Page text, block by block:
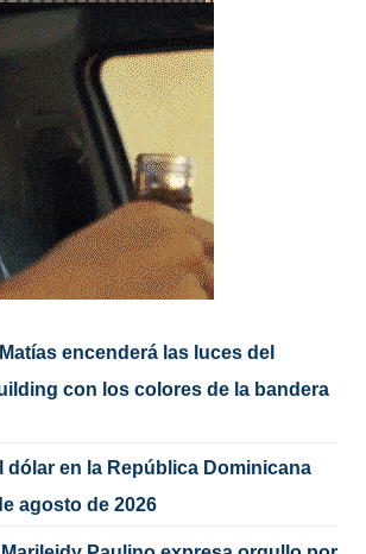
encenderá las luces del
con los colores de la bandera
dólar en la República Dominicana
agosto de 2026